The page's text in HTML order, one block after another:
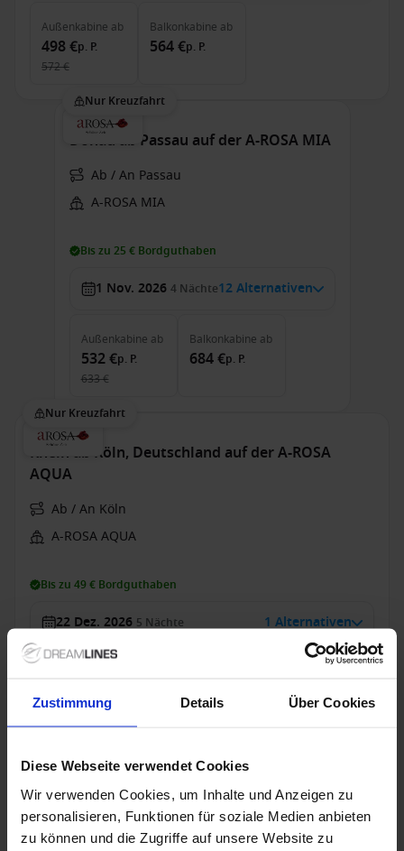
Zustimmung Details Über Cookies
Diese Webseite verwendet Cookies
Wir verwenden Cookies, um Inhalte und Anzeigen zu
personalisieren, Funktionen für soziale Medien anbieten
zu können und die Zugriffe auf unsere Website zu
Außenkabine ab
498 €p. P.
572 €
Balkonkabine ab
564 €p. P.
Nur Kreuzfahrt
Donau ab Passau auf der A-ROSA MIA
Ab / An Passau
A-ROSA MIA
Bis zu 25 € Bordguthaben
1 Nov. 2026 4 Nächte12 Alternativen
Außenkabine ab
532 €p. P.
633 €
Balkonkabine ab
684 €p. P.
Nur Kreuzfahrt
Rhein ab Köln, Deutschland auf der A-ROSA
AQUA
Ab / An Köln
A-ROSA AQUA
Bis zu 49 € Bordguthaben
22 Dez. 2026 5 Nächte 1 Alternativen
1.243 €
1.397 €
Donau ab Passau auf der A-ROSA DONNA
Ab / An Passau